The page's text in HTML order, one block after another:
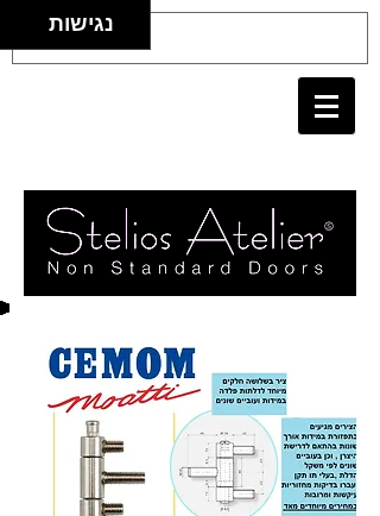
נגישות